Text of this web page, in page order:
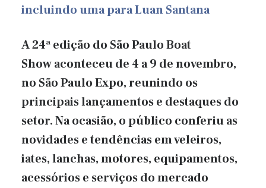
incluindo uma para Luan Santana
A 24ª edição do São Paulo Boat
Show aconteceu de 4 a 9 de novembro,
no São Paulo Expo, reunindo os
principais lançamentos e destaques do
setor. Na ocasião, o público conferiu as
novidades e tendências em veleiros,
iates, lanchas, motores, equipamentos,
acessórios e serviços do mercado